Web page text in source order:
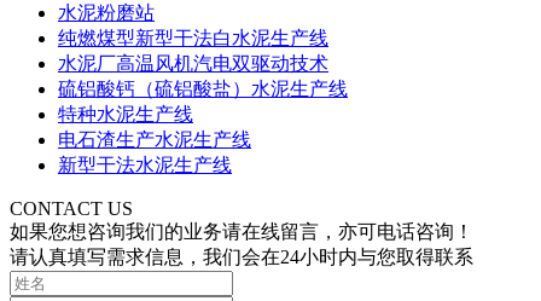
水泥粉磨站
纯燃煤型新型干法白水泥生产线
水泥厂高温风机汽电双驱动技术
硫铝酸钙（硫铝酸盐）水泥生产线
特种水泥生产线
电石渣生产水泥生产线
新型干法水泥生产线
CONTACT US
如果您想咨询我们的业务请在线留言，亦可电话咨询！
请认真填写需求信息，我们会在24小时内与您取得联系